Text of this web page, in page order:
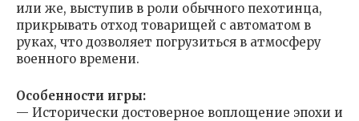
или же, выступив в роли обычного пехотинца,
прикрывать отход товарищей с автоматом в
руках, что дозволяет погрузиться в атмосферу
военного времени.
Особенности игры:
— Исторически достоверное воплощение эпохи и